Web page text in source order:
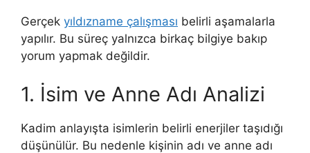
Gerçek yıldızname çalışması belirli aşamalarla
yapılır. Bu süreç yalnızca birkaç bilgiye bakıp
yorum yapmak değildir.
1. İsim ve Anne Adı Analizi
Kadim anlayışta isimlerin belirli enerjiler taşıdığı
düşünülür. Bu nedenle kişinin adı ve anne adı